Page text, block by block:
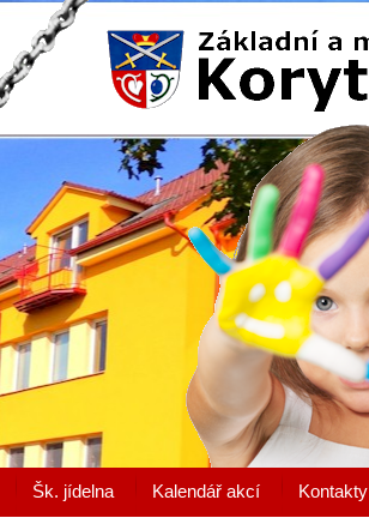
Šk. jídelna Kalendář akcí Kontakty